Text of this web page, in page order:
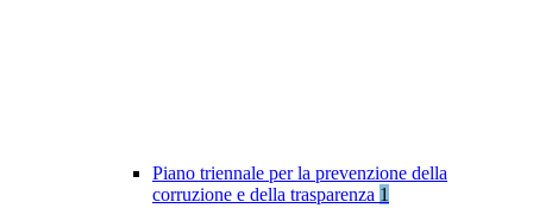
Piano triennale per la prevenzione della
corruzione e della trasparenza 1